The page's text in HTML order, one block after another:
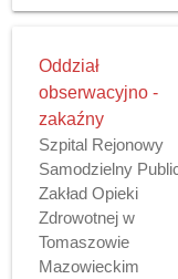
Oddział
obserwacyjno -
zakaźny
Szpital Rejonowy
Samodzielny
Zakład Opieki
Zdrowotnej w
Tomaszowie
Mazowieckim